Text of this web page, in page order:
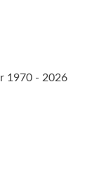
1970 - 2026